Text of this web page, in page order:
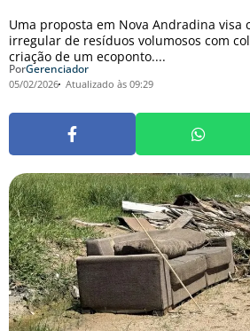
Uma proposta em Nova Andradina visa
irregular de resíduos volumosos com
criação de um ecoponto....
PorGerenciador
05/02/2026 Atualizado às 09:29